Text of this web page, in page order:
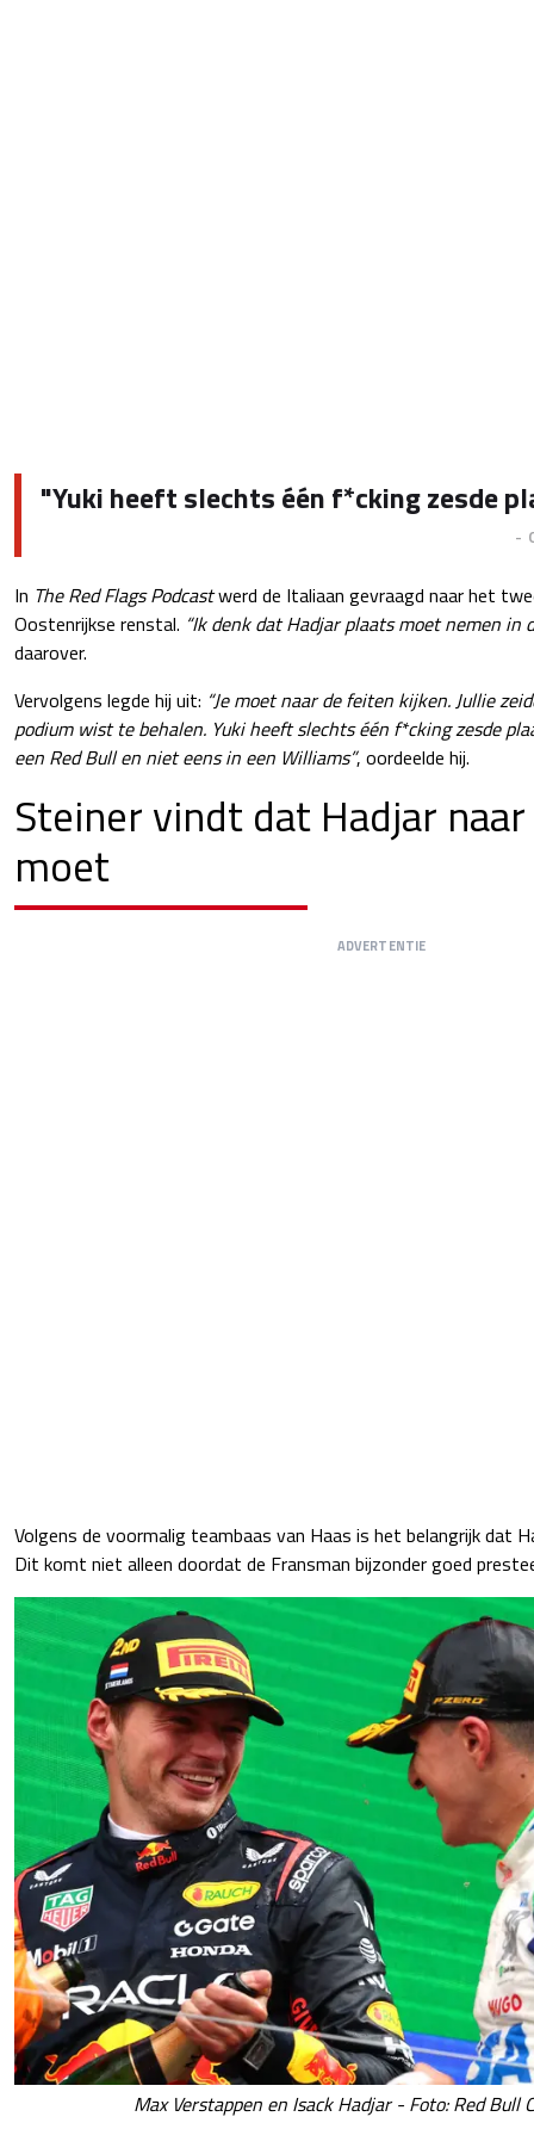
"Yuki heeft slechts één f*cking zesde
-
In The Red Flags Podcastwerd de Italiaan gevraagd naar het
Oostenrijkse renstal. “Ik denk dat Hadjar plaats moet nemen in
daarover.
Vervolgens legde hij uit: “Je moet naar de feiten kijken. Jullie
podium wist te behalen. Yuki heeft slechts één f*cking zesde
een Red Bull en niet eens in een Williams”, oordeelde hij.
Steiner vindt dat Hadjar
moet
ADVERTENTIE
Volgens de voormalig teambaas van Haas is het belangrijk dat
Dit komt niet alleen doordat de Fransman bijzonder goed
Max Verstappen en Isack Hadjar - Foto: Red Bull